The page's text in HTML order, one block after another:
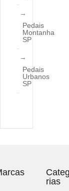
Pedais
Montanha
SP
Pedais
Urbanos
SP
rias